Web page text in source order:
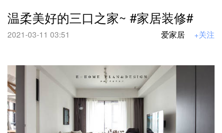
温柔美好的三口之家~ #家居装修#
2021-03-11 03:51 爱家居 +关注